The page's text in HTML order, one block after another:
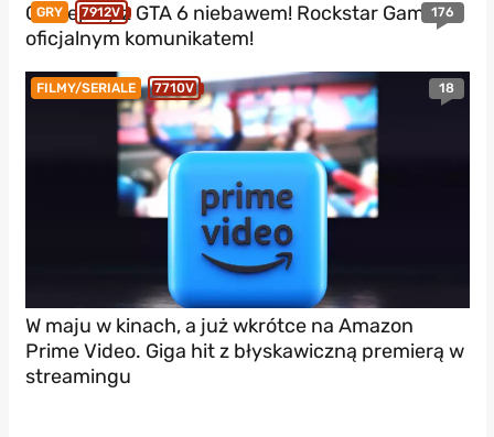
GRY 7912V 176
Gameplay z GTA 6 niebawem! Rockstar Games z
oficjalnym komunikatem!
FILMY/SERIALE 7710V 18
W maju w kinach, a już wkrótce na Amazon
Prime Video. Giga hit z błyskawiczną premierą w
streamingu